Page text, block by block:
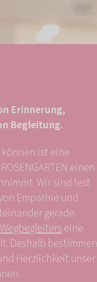
Erinnerung,
Begleitung.
ist eine
einen
Wir sind fest
Empathie und
gerade
eine
Deshalb bestimmen
Herzlichkeit unser